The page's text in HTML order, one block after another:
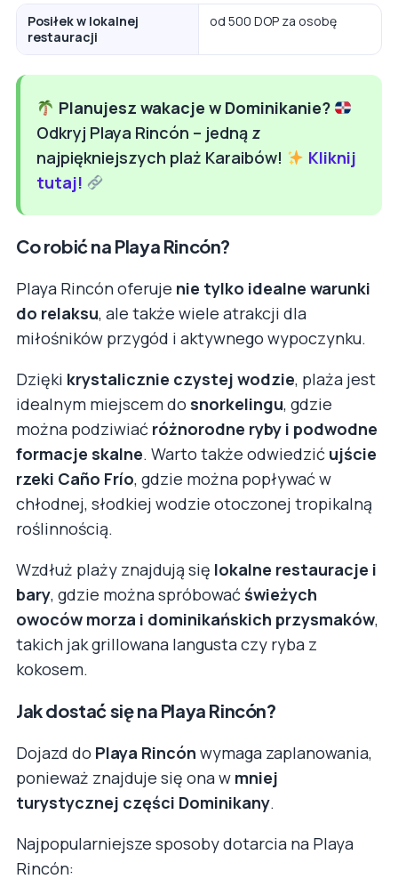
Posiłek w lokalnej
restauracji
od 500 DOP za osobę
Planujesz wakacje w Dominikanie?
Odkryj Playa Rincón – jedną z
najpiękniejszych plaż Karaibów!
Kliknij
tutaj!
Co robić na Playa Rincón?
Playa Rincón oferuje nie tylko idealne warunki
do relaksu, ale także wiele atrakcji dla
miłośników przygód i aktywnego wypoczynku.
Dzięki krystalicznie czystej wodzie, plaża jest
idealnym miejscem do snorkelingu, gdzie
można podziwiać różnorodne ryby i podwodne
formacje skalne. Warto także odwiedzić ujście
rzeki Caño Frío, gdzie można popływać w
chłodnej, słodkiej wodzie otoczonej tropikalną
roślinnością.
Wzdłuż plaży znajdują się lokalne restauracje i
bary, gdzie można spróbowaćświeżych
owoców morza i dominikańskich przysmaków,
takich jak grillowana langusta czy ryba z
kokosem.
Jak dostać się na Playa Rincón?
Dojazd do Playa Rincón wymaga zaplanowania,
ponieważ znajduje się ona w mniej
turystycznej części Dominikany.
Najpopularniejsze sposoby dotarcia na Playa
Rincón: